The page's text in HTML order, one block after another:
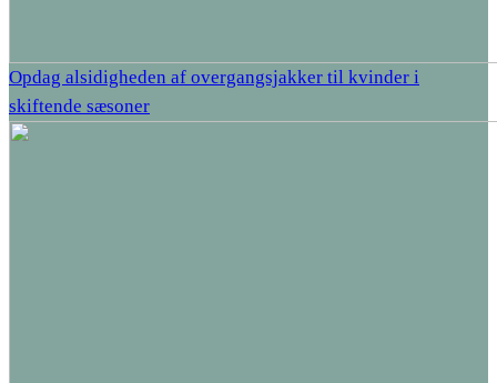
Opdag alsidigheden af overgangsjakker til kvinder i
skiftende sæsoner